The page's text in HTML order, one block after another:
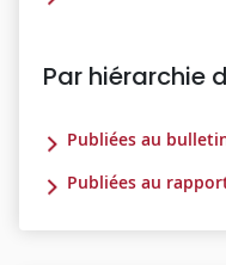
Par hiérarchie
Publiées au
Publiées au